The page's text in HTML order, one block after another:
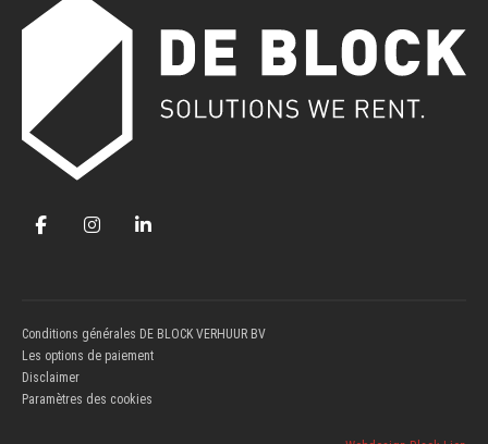
Conditions générales DE BLOCK VERHUUR BV
Les options de paiement
Disclaimer
Paramètres des cookies